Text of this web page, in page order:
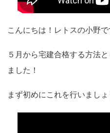
こんにちは！レトスの小野で
５月から宅建合格する方法
ました！
まず初めにこれを行いましょ